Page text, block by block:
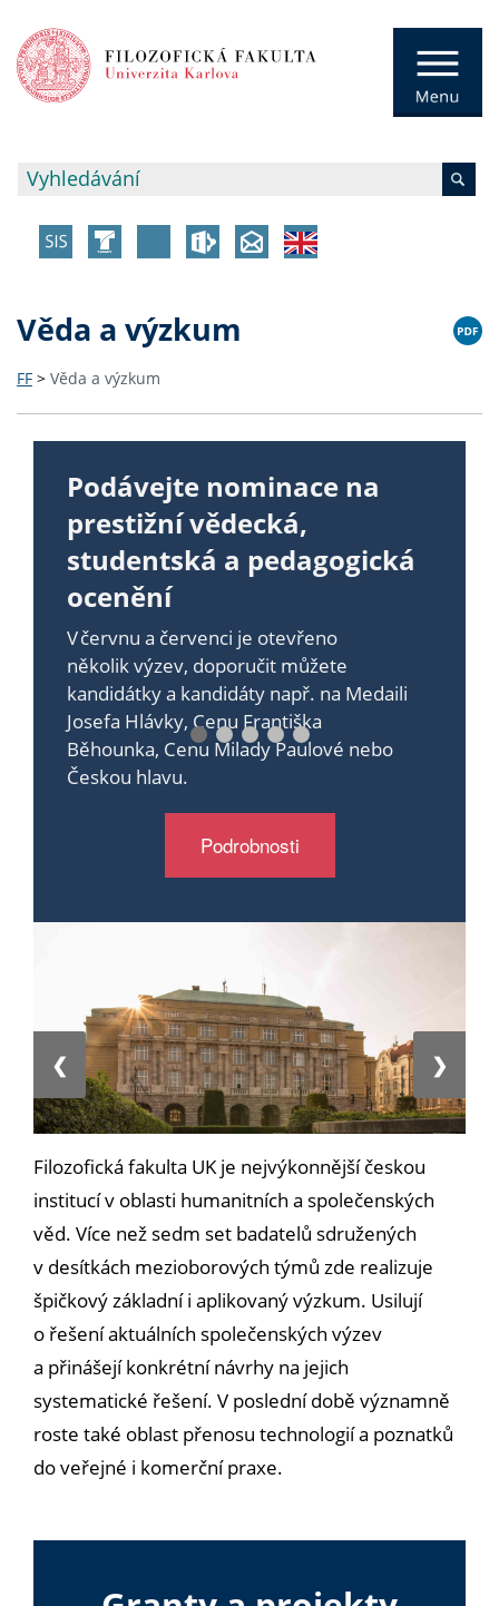
Věda a výzkum
FF > Věda a výzkum
Podávejte nominace na
prestižní vědecká,
studentská a pedagogická
ocenění
V červnu a červenci je otevřeno
několik výzev, doporučit můžete
kandidátky a kandidáty např. na Medaili
Josefa Hlávky, Cenu Františka
Běhounka, Cenu Milady Paulové nebo
Českou hlavu.
Podrobnosti
❮ ❯
Filozofická fakulta UK je nejvýkonnější českou
institucí v oblasti humanitních a společenských
věd. Více než sedm set badatelů sdružených
v desítkách mezioborových týmů zde realizuje
špičkový základní i aplikovaný výzkum. Usilují
o řešení aktuálních společenských výzev
a přinášejí konkrétní návrhy na jejich
systematické řešení. V poslední době významně
roste také oblast přenosu technologií a poznatků
do veřejné i komerční praxe.